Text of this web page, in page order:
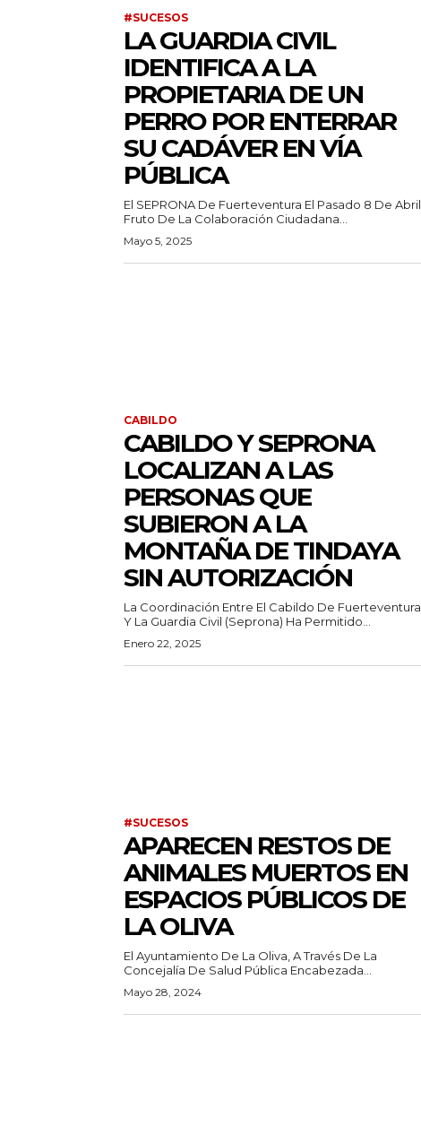
#SUCESOS
LA GUARDIA CIVIL
IDENTIFICA A LA
PROPIETARIA DE UN
PERRO POR ENTERRAR
SU CADÁVER EN VÍA
PÚBLICA
El SEPRONA De Fuerteventura El Pasado 8 De Abril,
Fruto De La Colaboración Ciudadana...
Mayo 5, 2025
CABILDO
CABILDO Y SEPRONA
LOCALIZAN A LAS
PERSONAS QUE
SUBIERON A LA
MONTAÑA DE TINDAYA
SIN AUTORIZACIÓN
La Coordinación Entre El Cabildo De Fuerteventura
Y La Guardia Civil (Seprona) Ha Permitido...
Enero 22, 2025
#SUCESOS
APARECEN RESTOS DE
ANIMALES MUERTOS EN
ESPACIOS PÚBLICOS DE
LA OLIVA
El Ayuntamiento De La Oliva, A Través De La
Concejalía De Salud Pública Encabezada...
Mayo 28, 2024